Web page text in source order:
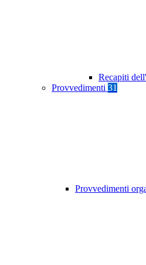
Recapiti
Provvedimenti 31
Provvedimenti